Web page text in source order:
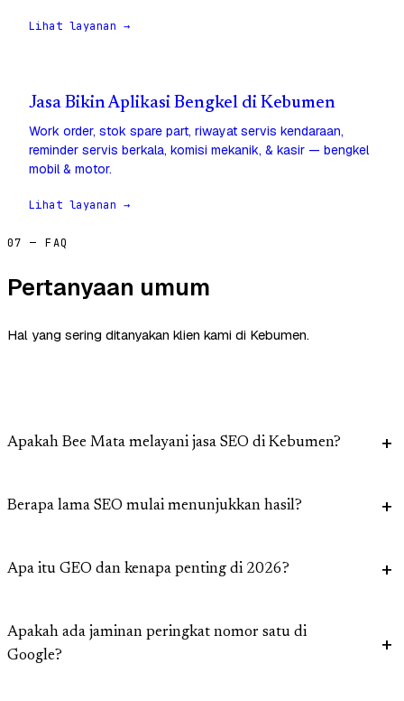
Lihat layanan →
Jasa Bikin Aplikasi Bengkel di Kebumen
Work order, stok spare part, riwayat servis kendaraan,
reminder servis berkala, komisi mekanik, & kasir — bengkel
mobil & motor.
Lihat layanan →
07 — FAQ
Pertanyaan umum
Hal yang sering ditanyakan klien kami di Kebumen.
Apakah Bee Mata melayani jasa SEO di Kebumen?
Berapa lama SEO mulai menunjukkan hasil?
Apa itu GEO dan kenapa penting di 2026?
Apakah ada jaminan peringkat nomor satu di
Google?